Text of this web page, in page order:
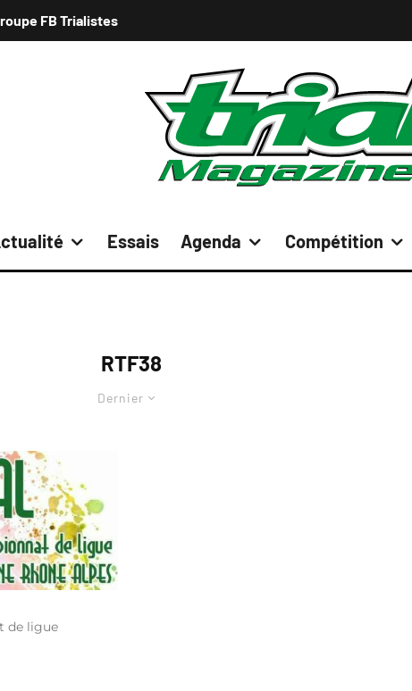
FB Trialistes
Essais Agenda Compétition
RTF38
Dernier
de ligue